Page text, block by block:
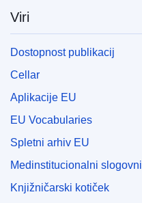
Viri
Dostopnost publikacij
Cellar
Aplikacije EU
EU Vocabularies
Spletni arhiv EU
Medinstitucionalni
Knjižničarski kotiček